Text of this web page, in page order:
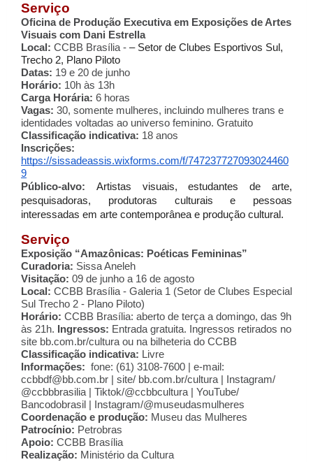
Serviço
Oficina de Produção Executiva em Exposições de Artes
Visuais com Dani Estrella
Local: CCBB Brasília - – Setor de Clubes Esportivos Sul,
Trecho 2, Plano Piloto
Datas: 19 e 20 de junho
Horário: 10h às 13h
Carga Horária: 6 horas
Vagas: 30, somente mulheres, incluindo mulheres trans e
identidades voltadas ao universo feminino. Gratuito
Classificação indicativa: 18 anos
Inscrições:
https://sissadeassis.wixforms.com/f/747237727093024460
9
Público-alvo:
Artistas visuais, estudantes de arte,
pesquisadoras, produtoras culturais e pessoas
interessadas em arte contemporânea e produção cultural.
Serviço
Exposição “Amazônicas: Poéticas Femininas”
Curadoria: Sissa Aneleh
Visitação: 09 de junho a 16 de agosto
Local: CCBB Brasília - Galeria 1 (Setor de Clubes Especial
Sul Trecho 2 - Plano Piloto)
Horário: CCBB Brasília: aberto de terça a domingo, das 9h
às 21h.
Ingressos: Entrada gratuita. Ingressos retirados no
site bb.com.br/cultura ou na bilheteria do CCBB
Classificação indicativa: Livre
Informações: fone: (61) 3108-7600 | e-mail:
ccbbdf@bb.com.br | site/ bb.com.br/cultura | Instagram/
@ccbbbrasilia | Tiktok/@ccbbcultura | YouTube/
Bancodobrasil | Instagram/@museudasmulheres
Coordenação e produção: Museu das Mulheres
Patrocínio: Petrobras
Apoio: CCBB Brasília
Realização: Ministério da Cultura